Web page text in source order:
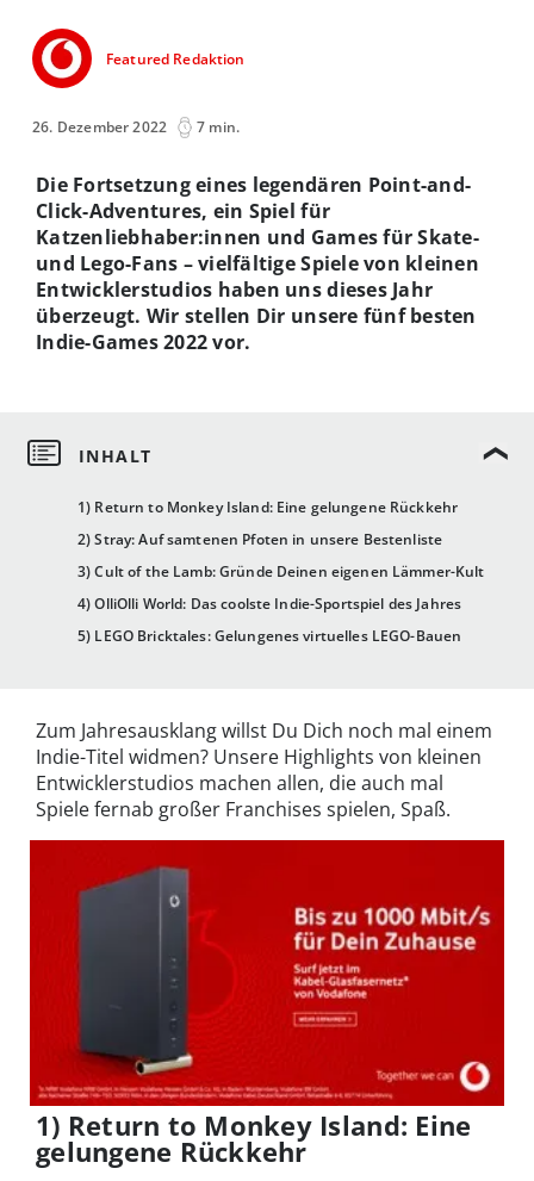
Featured Redaktion
26. Dezember 2022 7 min.
1) Return to Monkey Island: Eine gelungene Rückkehr
2) Stray: Auf samtenen Pfoten in unsere Bestenliste
3) Cult of the Lamb: Gründe Deinen eigenen Lämmer-Kult
4) OlliOlli World: Das coolste Indie-Sportspiel des Jahres
5) LEGO Bricktales: Gelungenes virtuelles LEGO-Bauen
Die Fortsetzung eines legendären Point-and-
Click-Adventures, ein Spiel für
Katzenliebhaber:innen und Games für Skate-
und Lego-Fans – vielfältige Spiele von kleinen
Entwicklerstudios haben uns dieses Jahr
überzeugt. Wir stellen Dir unsere fünf besten
Indie-Games 2022 vor.
Zum Jahresausklang willst Du Dich noch mal einem
Indie-Titel widmen? Unsere Highlights von kleinen
Entwicklerstudios machen allen, die auch mal
Spiele fernab großer Franchises spielen, Spaß.
1) Return to Monkey Island: Eine
gelungene Rückkehr